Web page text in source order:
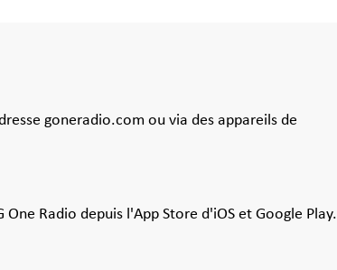
goneradio.com ou via des appareils de
One Radio depuis l'App Store d'iOS et Google Play.